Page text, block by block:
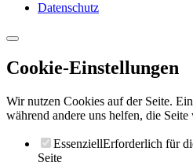
Datenschutz
Cookie-Einstellungen
Wir nutzen Cookies auf der Seite.
während andere uns helfen, die Seite
EssenziellErforderlich für
Seite